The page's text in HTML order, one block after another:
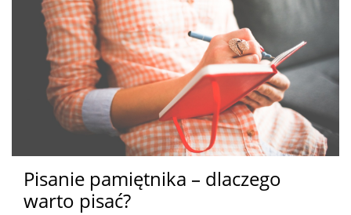
Pisanie pamiętnika – dlaczego
warto pisać?